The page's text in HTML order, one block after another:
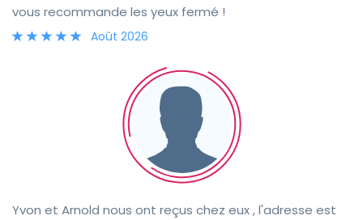
vous recommande les yeux fermé !
Août 2026
Yvon et Arnold nous ont reçus chez eux , l'adresse est